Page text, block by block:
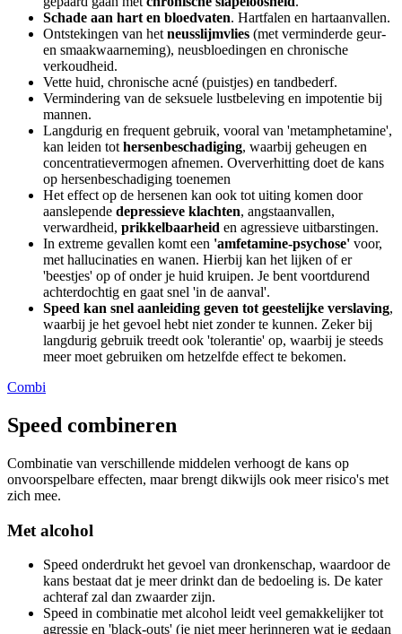
Schade aan hart en bloedvaten. Hartfalen en hartaanvallen.
Ontstekingen van het neusslijmvlies (met verminderde geur-
en smaakwaarneming), neusbloedingen en chronische
verkoudheid.
Vette huid, chronische acné (puistjes) en tandbederf.
Vermindering van de seksuele lustbeleving en impotentie bij
mannen.
Langdurig en frequent gebruik, vooral van 'metamphetamine',
kan leiden tot hersenbeschadiging, waarbij geheugen en
concentratievermogen afnemen. Oververhitting doet de kans
op hersenbeschadiging toenemen
Het effect op de hersenen kan ook tot uiting komen door
aanslepende depressieve klachten, angstaanvallen,
verwardheid, prikkelbaarheid en agressieve uitbarstingen.
In extreme gevallen komt een 'amfetamine-psychose' voor,
met hallucinaties en wanen. Hierbij kan het lijken of er
'beestjes' op of onder je huid kruipen. Je bent voortdurend
achterdochtig en gaat snel 'in de aanval'.
Speed kan snel aanleiding geven tot geestelijke verslaving,
waarbij je het gevoel hebt niet zonder te kunnen. Zeker bij
langdurig gebruik treedt ook 'tolerantie' op, waarbij je steeds
meer moet gebruiken om hetzelfde effect te bekomen.
Combi
Speed combineren
Combinatie van verschillende middelen verhoogt de kans op
onvoorspelbare effecten, maar brengt dikwijls ook meer risico's met
zich mee.
Met alcohol
Speed onderdrukt het gevoel van dronkenschap, waardoor de
kans bestaat dat je meer drinkt dan de bedoeling is. De kater
achteraf zal dan zwaarder zijn.
Speed in combinatie met alcohol leidt veel gemakkelijker tot
agressie en 'black-outs' (je niet meer herinneren wat je gedaan